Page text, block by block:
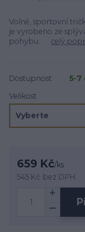
Volné, sportovní
je vyrobeno ze
pohybu. celý
Dostupnost
5-7
Velikost
659 Kč/ks
545 Kč bez DPH